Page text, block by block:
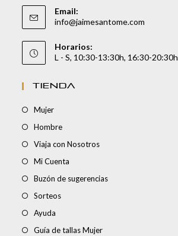
Email:
info@jaimesantome.com
Horarios:
L - S, 10:30-13:30h, 16:30-20:30h
TIENDA
Mujer
Hombre
Viaja con Nosotros
Mi Cuenta
Buzón de sugerencias
Sorteos
Ayuda
Guía de tallas Mujer